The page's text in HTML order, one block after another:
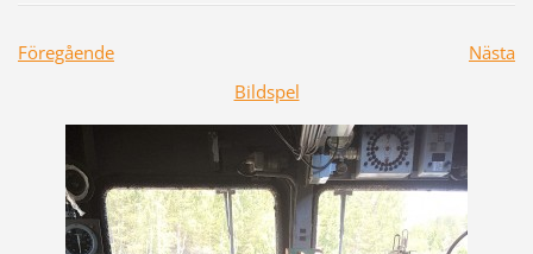
Föregående
Nästa
Bildspel